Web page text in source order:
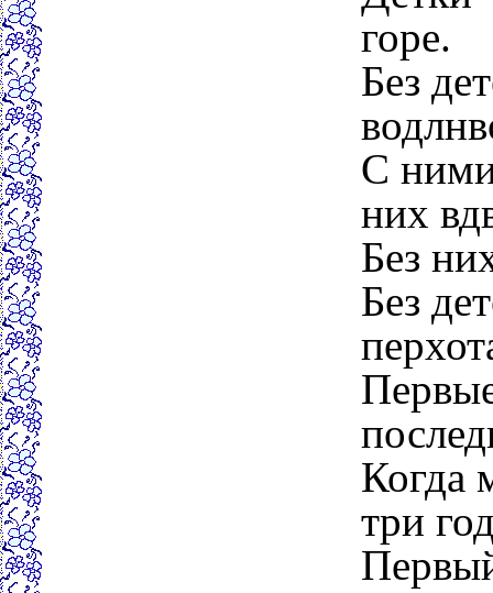
горе.
Без
С
них
Без
Без
Когда
три